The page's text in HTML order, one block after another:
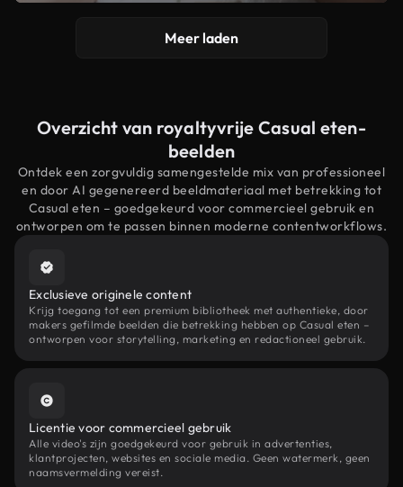
Meer laden
Overzicht van royaltyvrije Casual eten-
beelden
Ontdek een zorgvuldig samengestelde mix van professioneel
en door AI gegenereerd beeldmateriaal met betrekking tot
Casual eten – goedgekeurd voor commercieel gebruik en
ontworpen om te passen binnen moderne contentworkflows.
Exclusieve originele content
Krijg toegang tot een premium bibliotheek met authentieke, door
makers gefilmde beelden die betrekking hebben op Casual eten –
ontworpen voor storytelling, marketing en redactioneel gebruik.
Licentie voor commercieel gebruik
Alle video's zijn goedgekeurd voor gebruik in advertenties,
klantprojecten, websites en sociale media. Geen watermerk, geen
naamsvermelding vereist.